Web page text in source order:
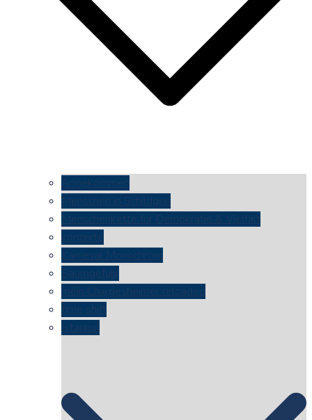
Angekommen
Menschen in Schildgen
Menschenkette für Demokratie & Vielfalt
konzerte
Karneval Monochrom
Baumgefühl
mein Chargesheimer reloaded
time shift
Istanbul